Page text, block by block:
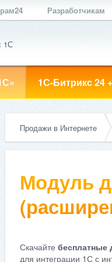
Разработчикам
1С
1С-Битрикс 24
Продажи в Интернете
Модуль
Скачайте бесплатные
для интеграции 1С с